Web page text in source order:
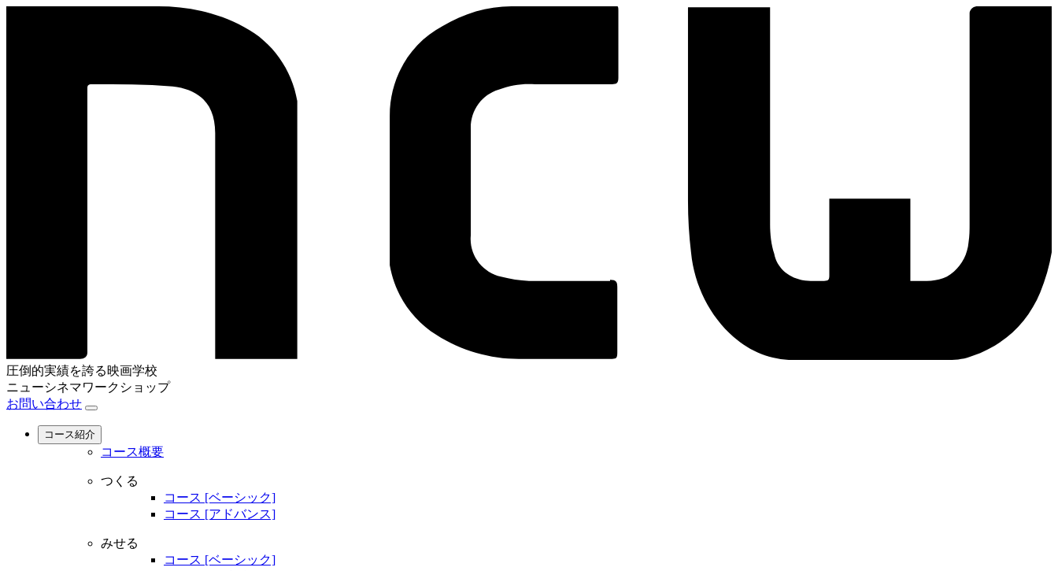
圧倒的実績を誇る映画学校
ニューシネマワークショップ
お問い合わせ
コース紹介
コース概要
つくる
コース [ベーシック]
コース [アドバンス]
みせる
コース [ベーシック]